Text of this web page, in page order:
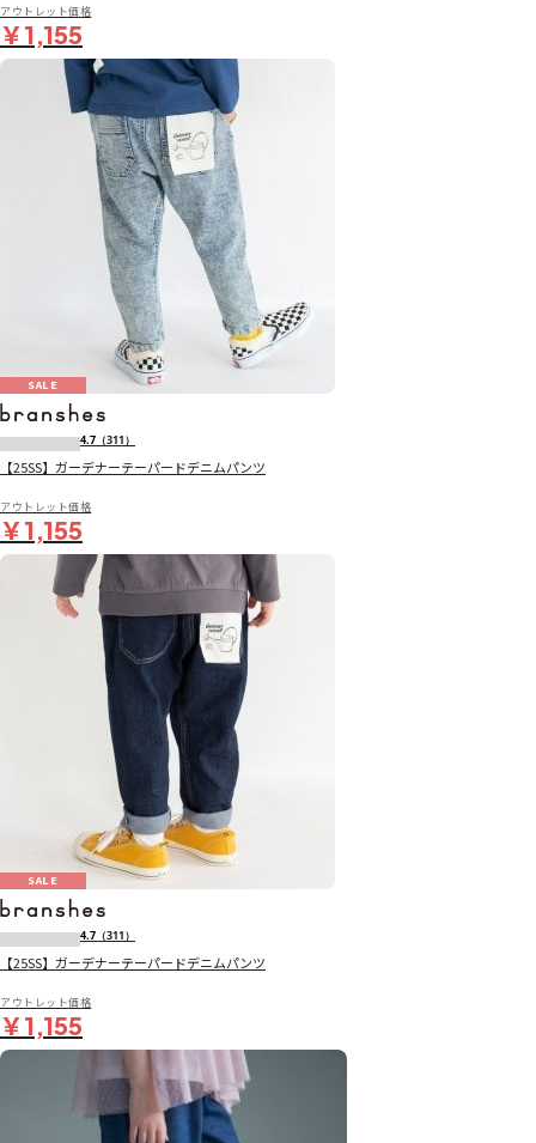
アウトレット価格
￥1,155
SALE
4.7 （311）
【25SS】ガーデナーテーパードデニムパンツ
アウトレット価格
￥1,155
SALE
4.7 （311）
【25SS】ガーデナーテーパードデニムパンツ
アウトレット価格
￥1,155